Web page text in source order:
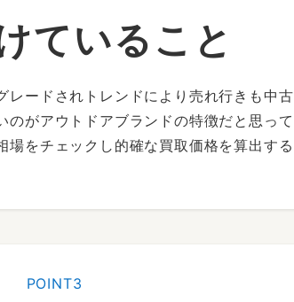
ていること
レードされトレンドにより売れ行きも中古
のがアウトドアブランドの特徴だと思って
場をチェックし的確な買取価格を算出する
POINT3